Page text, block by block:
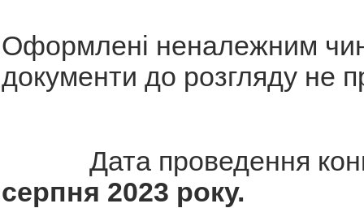
Оформлені неналежним
документи до розгляду не
Дата проведення
серпня 2023 року.